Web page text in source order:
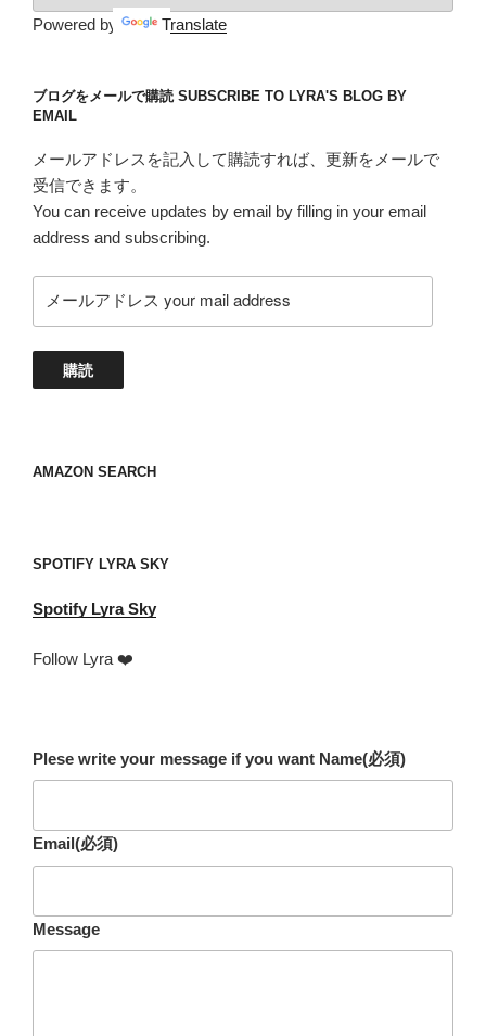
Powered by Translate
ブログをメールで購読 SUBSCRIBE TO LYRA'S BLOG BY
EMAIL
メールアドレスを記入して購読すれば、更新をメールで
受信できます。
You can receive updates by email by filling in your email
address and subscribing.
ー
ド
your
購読
AMAZON SEARCH
SPOTIFY LYRA SKY
Spotify Lyra Sky
Follow Lyra ❤️
Plese write your message if you want Name(必須)
Email(必須)
Message